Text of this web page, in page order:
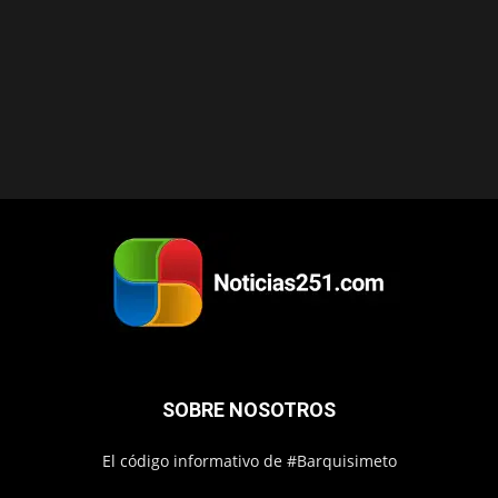
SOBRE NOSOTROS
El código informativo de #Barquisimeto